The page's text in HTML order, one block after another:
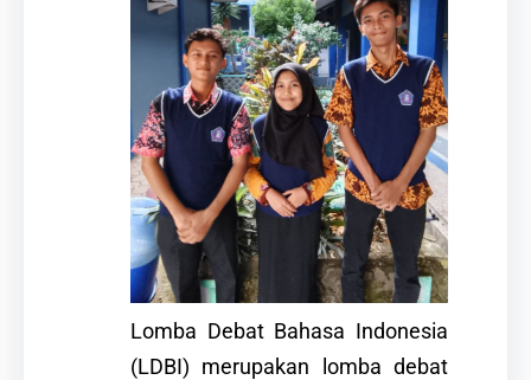
Lomba Debat Bahasa Indonesia
(LDBI) merupakan lomba debat